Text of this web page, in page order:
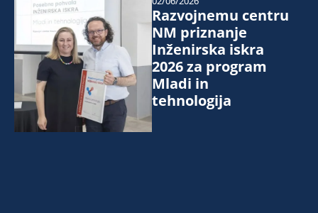
Razvojnemu centru
NM priznanje
Inženirska iskra
2026 za program
Mladi in
tehnologija